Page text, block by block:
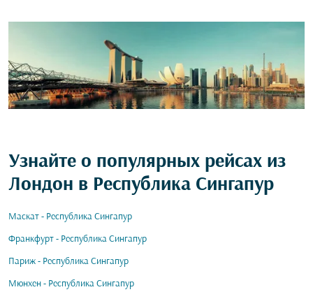
Узнайте о популярных рейсах из
Лондон в Республика Сингапур
Маскат - Республика Сингапур
Франкфурт - Республика Сингапур
Париж - Республика Сингапур
Мюнхен - Республика Сингапур